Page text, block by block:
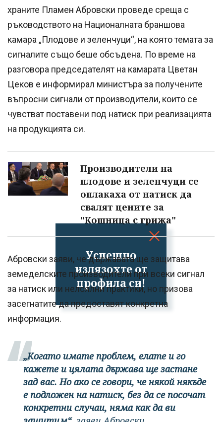
Успешно
излязохте от
профила си!
храните Пламен Абровски проведе среща с
ръководството на Националната браншова
камара „Плодове и зеленчуци“, на която темата за
сигналите също беше обсъдена. По време на
разговора председателят на камарата Цветан
Цеков е информирал министъра за получените
въпросни сигнали от производители, които се
чувстват поставени под натиск при реализацията
на продукцията си.
Производители на
плодове и зеленчуци се
оплакаха от натиск да
свалят цените за
"Кошница с грижа"
Абровски заяви, че държавата ще защитава
земеделските производители при всеки сигнал
за натиск или нелоялни практики, но призова
засегнатите да предоставят конкретна
информация.
„Когато имате проблем, елате и го
кажете и цялата държава ще застане
зад вас. Но ако се говори, че някой някъде
е подложен на натиск, без да се посочат
конкретни случаи, няма как да ви